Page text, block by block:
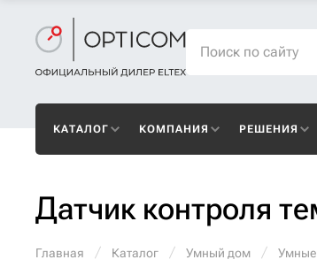
КАТАЛОГ КОМПАНИЯ РЕШЕНИЯ
Датчик контроля
Главная Каталог Умный дом Умные